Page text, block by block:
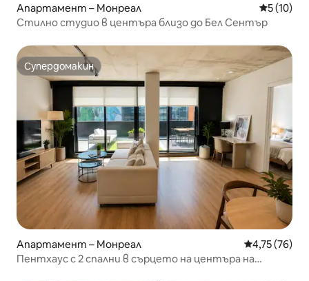
Апартамент – Монреал Средна
5 (10)
Стилно студио в центъра близо до Бел Сентър
Супердомакин
Супердомакин
Апартамент – Монреал Средна
4,75 (76)
Пентхаус с 2 спални в сърцето на центъра на